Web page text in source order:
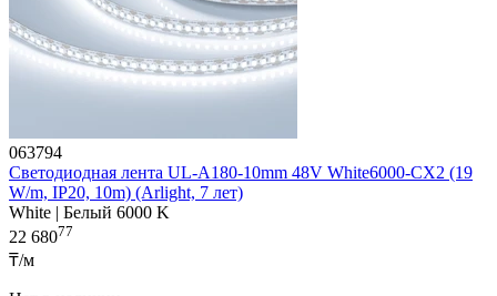
063794
Светодиодная лента UL-A180-10mm 48V White6000-CX2 (19
W/m, IP20, 10m) (Arlight, 7 лет)
White | Белый 6000 K
22 68077
₸/м